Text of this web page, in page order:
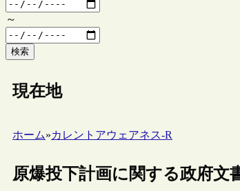
～
検索
現在地
ホーム»カレントアウェアネス-R
原爆投下計画に関する政府文